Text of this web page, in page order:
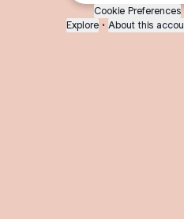
Cookie Preferences
Explore • About this